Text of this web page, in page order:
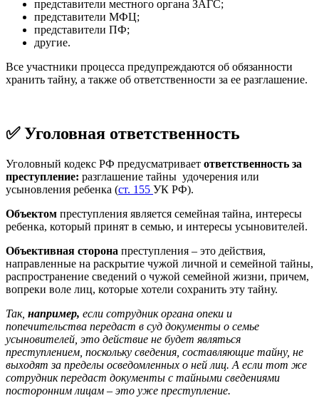
представители местного органа ЗАГС;
представители МФЦ;
представители ПФ;
другие.
Все участники процесса предупреждаются об обязанности
хранить тайну, а также об ответственности за ее разглашение.
✅ Уголовная ответственность
Уголовный кодекс РФ предусматривает ответственность за
преступление: разглашение тайны удочерения или
усыновления ребенка (ст. 155 УК РФ).
Объектом преступления является семейная тайна, интересы
ребенка, который принят в семью, и интересы усыновителей.
Объективная сторона преступления – это действия,
направленные на раскрытие чужой личной и семейной тайны,
распространение сведений о чужой семейной жизни, причем,
вопреки воле лиц, которые хотели сохранить эту тайну.
Так, например, если сотрудник органа опеки и
попечительства передаст в суд документы о семье
усыновителей, это действие не будет являться
преступлением, поскольку сведения, составляющие тайну, не
выходят за пределы осведомленных о ней лиц. А если тот же
сотрудник передаст документы с тайными сведениями
посторонним лицам – это уже преступление.